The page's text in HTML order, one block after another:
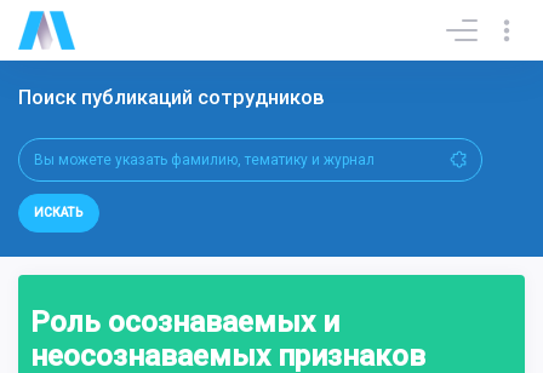
Поиск публикаций сотрудников
ИСКАТЬ
Роль осознаваемых и
неосознаваемых признаков